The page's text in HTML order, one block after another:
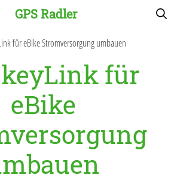
GPS Radler
für eBike Stromversorgung umbauen
für
eBike